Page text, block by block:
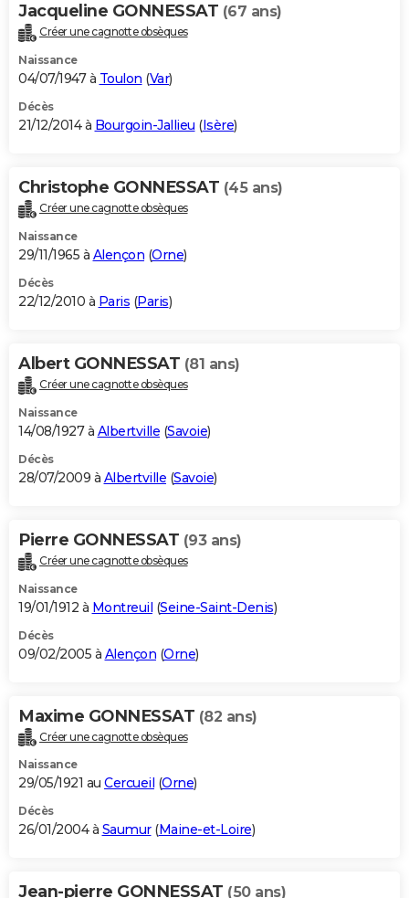
Jacqueline GONNESSAT (67 ans)
Créer une cagnotte obsèques
Naissance
04/07/1947 à Toulon (Var)
Décès
21/12/2014 à Bourgoin-Jallieu (Isère)
Christophe GONNESSAT (45 ans)
Créer une cagnotte obsèques
Naissance
29/11/1965 à Alençon (Orne)
Décès
22/12/2010 à Paris (Paris)
Albert GONNESSAT (81 ans)
Créer une cagnotte obsèques
Naissance
14/08/1927 à Albertville (Savoie)
Décès
28/07/2009 à Albertville (Savoie)
Pierre GONNESSAT (93 ans)
Créer une cagnotte obsèques
Naissance
19/01/1912 à Montreuil (Seine-Saint-Denis)
Décès
09/02/2005 à Alençon (Orne)
Maxime GONNESSAT (82 ans)
Créer une cagnotte obsèques
Naissance
29/05/1921 au Cercueil (Orne)
Décès
26/01/2004 à Saumur(Maine-et-Loire)
Jean-pierre GONNESSAT (50 ans)